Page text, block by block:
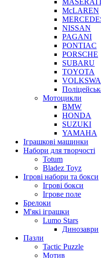
MASERATI
McLAREN
NISSAN
PAGANI
PONTIAC
PORSCHE
SUBARU
TOYOTA
Мотоцикли
BMW
HONDA
SUZUKI
YAMAHA
Іграшкові машинки
Набори для творчості
Totum
Bladez Toyz
Ігрові набори та бокси
Ігрові бокси
Ігрове поле
Брелоки
М'які іграшки
Lumo Stars
Динозаври
Пазли
Tactic Puzzle
Мотив